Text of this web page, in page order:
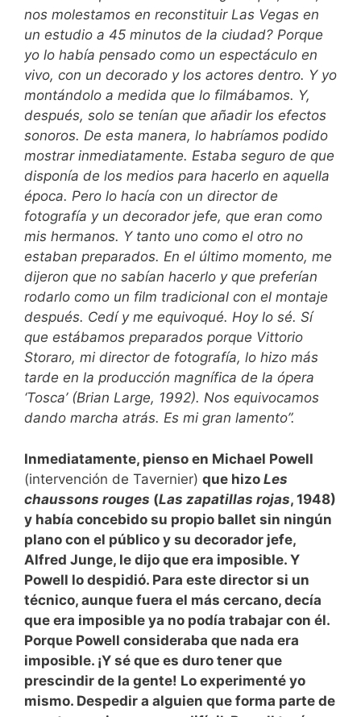
nos molestamos en reconstituir Las Vegas en
un estudio a 45 minutos de la ciudad? Porque
yo lo había pensado como un espectáculo en
vivo, con un decorado y los actores dentro. Y yo
montándolo a medida que lo filmábamos. Y,
después, solo se tenían que añadir los efectos
sonoros. De esta manera, lo habríamos podido
mostrar inmediatamente. Estaba seguro de que
disponía de los medios para hacerlo en aquella
época. Pero lo hacía con un director de
fotografía y un decorador jefe, que eran como
mis hermanos. Y tanto uno como el otro no
estaban preparados. En el último momento, me
dijeron que no sabían hacerlo y que preferían
rodarlo como un film tradicional con el montaje
después. Cedí y me equivoqué. Hoy lo sé. Sí
que estábamos preparados porque Vittorio
Storaro, mi director de fotografía, lo hizo más
tarde en la producción magnífica de la ópera
‘Tosca’ (Brian Large, 1992). Nos equivocamos
dando marcha atrás. Es mi gran lamento”.
Inmediatamente, pienso en Michael Powell
(intervención de Tavernier) que hizo Les
chaussons rouges (Las zapatillas rojas, 1948)
y había concebido su propio ballet sin ningún
plano con el público y su decorador jefe,
Alfred Junge, le dijo que era imposible. Y
Powell lo despidió. Para este director si un
técnico, aunque fuera el más cercano, decía
que era imposible ya no podía trabajar con él.
Porque Powell consideraba que nada era
imposible. ¡Y sé que es duro tener que
prescindir de la gente! Lo experimenté yo
mismo. Despedir a alguien que forma parte de